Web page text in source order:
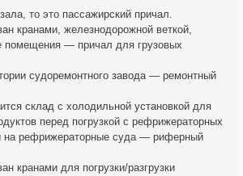
то это пассажирский причал.
кранами, железнодорожной веткой,
помещения — причал для грузовых
судоремонтного завода — ремонтный
склад с холодильной установкой для
перед погрузкой с рефрижераторных
на рефрижераторные суда — риферный
кранами для погрузки/разгрузки